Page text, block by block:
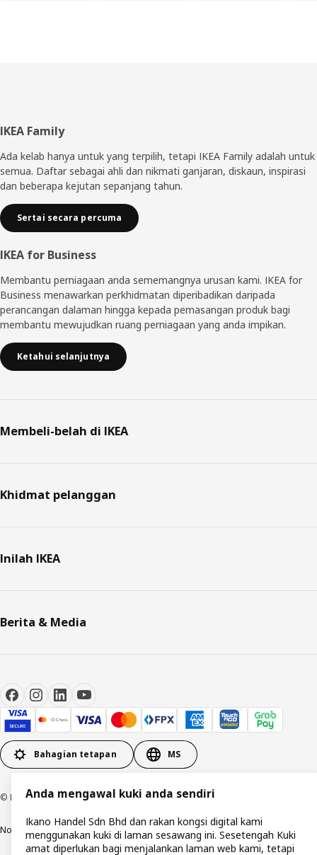
Pengaki
IKEA Family
Ada kelab hanya untuk yang terpilih, tetapi IKEA Family adalah untuk
semua. Daftar sebagai ahli dan nikmati ganjaran, diskaun, inspirasi
dan beberapa kejutan sepanjang tahun.
Sertai secara percuma
IKEA for Business
Membantu perniagaan anda sememangnya urusan kami. IKEA for
Business menawarkan perkhidmatan diperibadikan daripada
perancangan dalaman hingga kepada pemasangan produk bagi
membantu mewujudkan ruang perniagaan yang anda impikan.
Ketahui selanjutnya
Membeli-belah di IKEA
Khidmat pelanggan
Inilah IKEA
Berita & Media
Bahagian tetapan MS
© Inter IKEA Systems B.V. 1999-2026
Notis privasi Polisi kuki Terma penggunaan Syarat-syarat pembelian
Anda mengawal kuki anda sendiri
Ikano Handel Sdn Bhd dan rakan kongsi digital kami
menggunakan kuki di laman sesawang ini. Sesetengah Kuki
amat diperlukan bagi menjalankan laman web kami, tetapi